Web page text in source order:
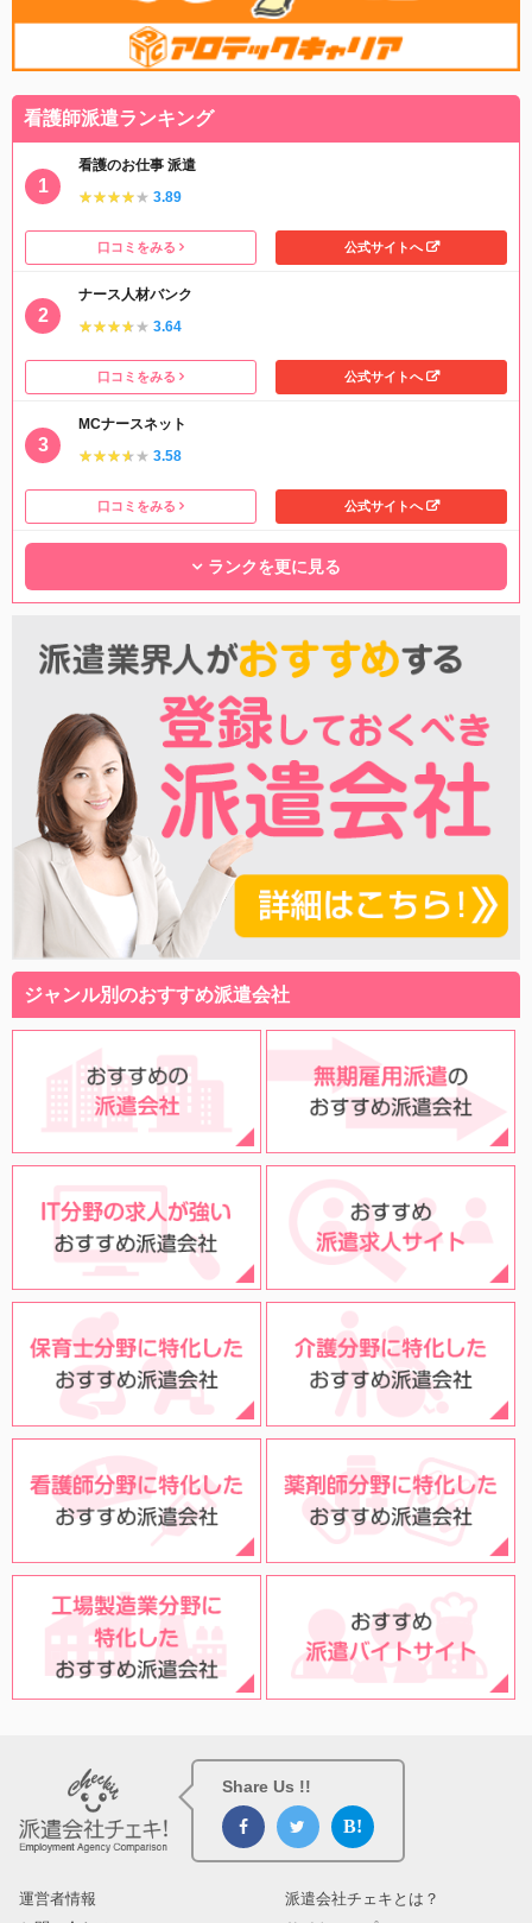
看護師派遣ランキング
看護のお仕事 派遣
★★★★★
★★★★★ 3.89
口コミをみる 公式サイトへ
ナース人材バンク
★★★★★
★★★★★ 3.64
口コミをみる 公式サイトへ
MCナースネット
★★★★★
★★★★★ 3.58
口コミをみる 公式サイトへ
ランクを更に見る
ジャンル別のおすすめ派遣会社
Share Us !!
運営者情報
派遣会社チェキとは？